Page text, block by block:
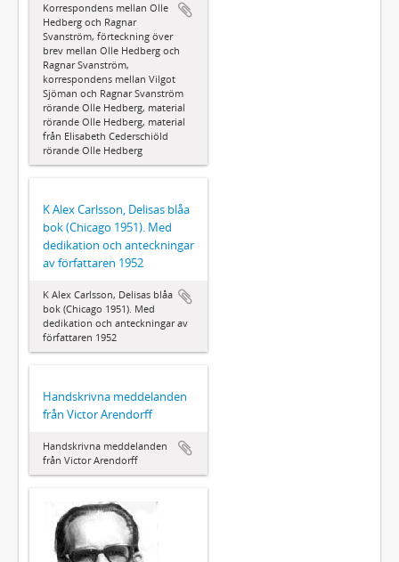
Korrespondens mellan Olle
Hedberg och Ragnar
Svanström, förteckning över
brev mellan Olle Hedberg och
Ragnar Svanström,
korrespondens mellan Vilgot
Sjöman och Ragnar Svanström
rörande Olle Hedberg, material
rörande Olle Hedberg, material
från Elisabeth Cederschiöld
rörande Olle Hedberg
K Alex Carlsson, Delisas blåa
bok (Chicago 1951). Med
dedikation och anteckningar
av författaren 1952
K Alex Carlsson, Delisas blåa
bok (Chicago 1951). Med
dedikation och anteckningar av
författaren 1952
Handskrivna meddelanden
från Victor Arendorff
Handskrivna meddelanden
från Victor Arendorff